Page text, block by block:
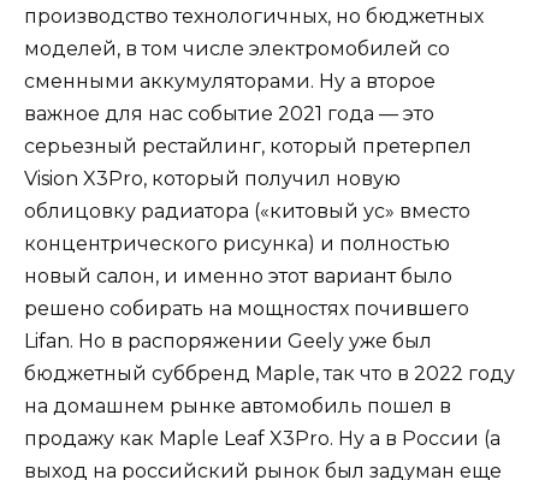
производство технологичных, но бюджетных
моделей, в том числе электромобилей со
сменными аккумуляторами. Ну а второе
важное для нас событие 2021 года — это
серьезный рестайлинг, который претерпел
Vision X3Pro, который получил новую
облицовку радиатора («китовый ус» вместо
концентрического рисунка) и полностью
новый салон, и именно этот вариант было
решено собирать на мощностях почившего
Lifan. Но в распоряжении Geely уже был
бюджетный суббренд Maple, так что в 2022 году
на домашнем рынке автомобиль пошел в
продажу как Maple Leaf X3Pro. Ну а в России (а
выход на российский рынок был задуман еще